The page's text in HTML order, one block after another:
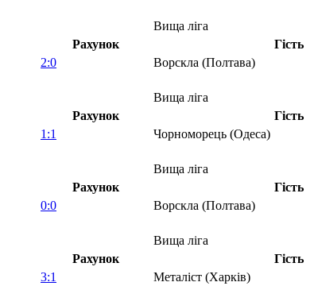
Вища ліга
Рахунок Гість
2:0 Ворскла (Полтава)
Вища ліга
Рахунок Гість
1:1 Чорноморець (Одеса)
Вища ліга
Рахунок Гість
0:0 Ворскла (Полтава)
Вища ліга
Рахунок Гість
3:1 Металіст (Харків)